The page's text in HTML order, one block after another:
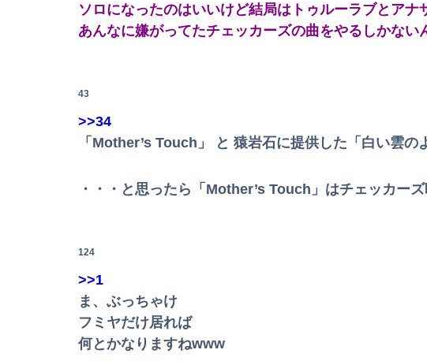
【速報】"見せブラ"女神、現る♡♡♡♡
【悲報】イオンモールの通夜に来た幹部に遺族がブチ切れ
32歳男「お前ら全員ぶっ殺しに行ってやる」電話でナマポ
【日向坂46】三期生LIVE、生配信が決定！
刈川くるみアナ ノースリーブの巨乳！！
【画像】イオン爆発事故、ちょっと流れが変わる
【画像】はいだしょうこ（47）「こんなオバサンでいいの…
ソロになったのはいいけど結局はトゥルーラブとアナ
あんなに嫌がってたチェッカーズの曲をやるしかない
43
>>34
「Mother’s Touch」 と 猿岩石に提供した「白い雲の
・・・と思ったら「Mother’s Touch」はチェッカー
124
>>1
ま、ぶっちゃけ
フミヤだけ居れば
何とかなりますねwww